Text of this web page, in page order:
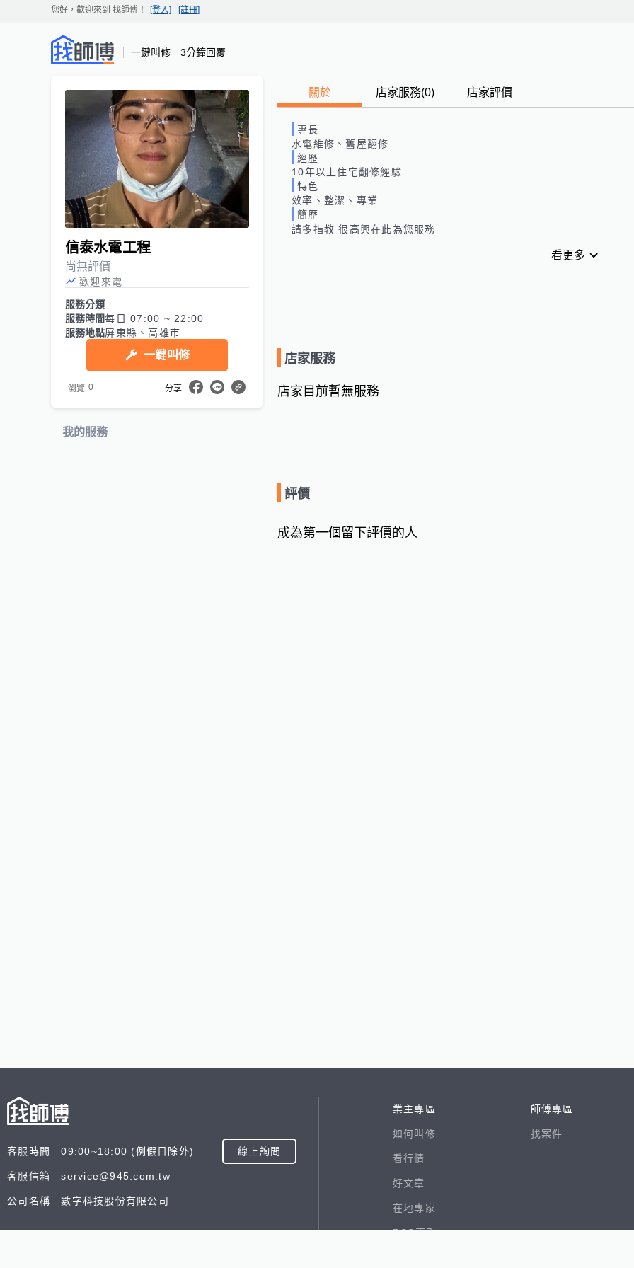
您好，歡迎來到 找師傅 ！ [登入] [註冊]
一鍵叫修 3分鐘回覆
信泰水電工程
尚無評價
歡迎來電
服務分類
服務時間每日 07:00 ~ 22:00
服務地點屏東縣、高雄市
一鍵叫修
瀏覽 0 分享
我的服務
關於 店家服務(0) 店家評價
專長
水電維修、舊屋翻修
經歷
10年以上住宅翻修經驗
特色
效率、整潔、專業
簡歷
請多指教 很高興在此為您服務
看更多
店家服務
店家目前暫無服務
評價
成為第一個留下評價的人
客服時間 09:00~18:00 (例假日除外) 線上詢問
客服信箱 service@945.com.tw
公司名稱 數字科技股份有限公司
業主專區
如何叫修
看行情
好文章
在地專家
RSS索引
師傅專區
找案件